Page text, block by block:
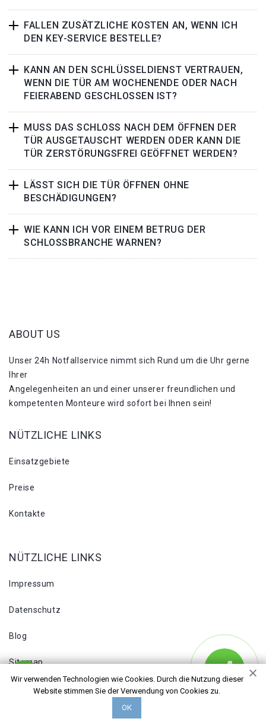
FALLEN ZUSÄTZLICHE KOSTEN AN, WENN ICH
DEN KEY-SERVICE BESTELLE?
KANN AN DEN SCHLÜSSELDIENST VERTRAUEN,
WENN DIE TÜR AM WOCHENENDE ODER NACH
FEIERABEND GESCHLOSSEN IST?
MUSS DAS SCHLOSS NACH DEM ÖFFNEN DER
TÜR AUSGETAUSCHT WERDEN ODER KANN DIE
TÜR ZERSTÖRUNGSFREI GEÖFFNET WERDEN?
LÄSST SICH DIE TÜR ÖFFNEN OHNE
BESCHÄDIGUNGEN?
WIE KANN ICH VOR EINEM BETRUG DER
SCHLOSSBRANCHE WARNEN?
Wir verwenden Technologien wie Cookies. Durch die Nutzung dieser
Website stimmen Sie der Verwendung von Cookies zu.
ОК
ABOUT US
Unser 24h Notfallservice nimmt sich Rund um die Uhr gerne
Ihrer
Angelegenheiten an und einer unserer freundlichen und
kompetenten Monteure wird sofort bei Ihnen sein!
NÜTZLICHE LINKS
Einsatzgebiete
Preise
Kontakte
NÜTZLICHE LINKS
Impressum
Datenschutz
Blog
Sitemap